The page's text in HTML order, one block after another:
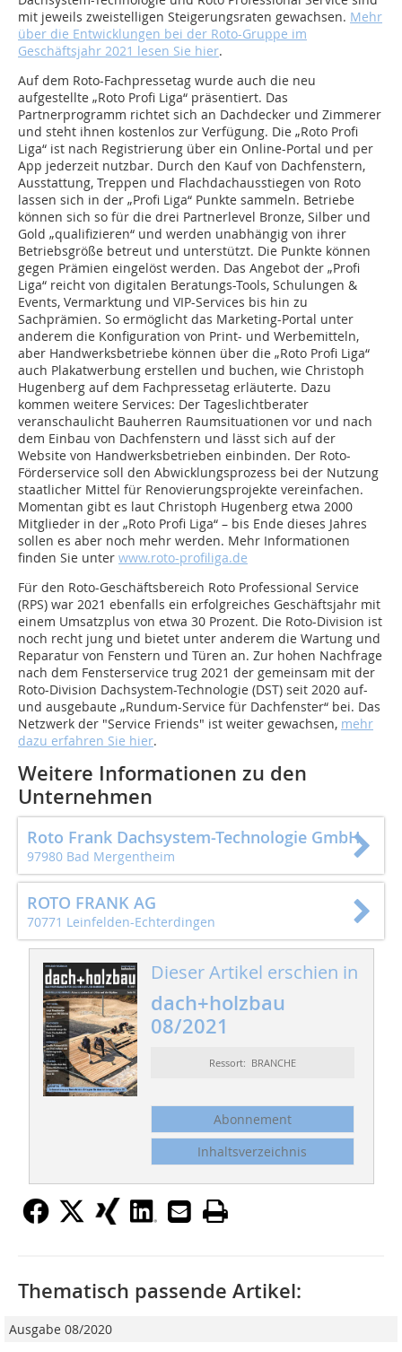
mit jeweils zweistelligen Steigerungsraten gewachsen. Mehr
über die Entwicklungen bei der Roto-Gruppe im
Geschäftsjahr 2021 lesen Sie hier.
Auf dem Roto-Fachpressetag wurde auch die neu
aufgestellte „Roto Profi Liga“ präsentiert. Das
Partnerprogramm richtet sich an Dachdecker und Zimmerer
und steht ihnen kostenlos zur Verfügung. Die „Roto Profi
Liga“ ist nach Registrierung über ein Online-Portal und per
App jederzeit nutzbar. Durch den Kauf von Dachfenstern,
Ausstattung, Treppen und Flachdachausstiegen von Roto
lassen sich in der „Profi Liga“ Punkte sammeln. Betriebe
können sich so für die drei Partnerlevel Bronze, Silber und
Gold „qualifizieren“ und werden unabhängig von ihrer
Betriebsgröße betreut und unterstützt. Die Punkte können
gegen Prämien eingelöst werden. Das Angebot der „Profi
Liga“ reicht von digitalen Beratungs-Tools, Schulungen &
Events, Vermarktung und VIP-Services bis hin zu
Sachprämien. So ermöglicht das Marketing-Portal unter
anderem die Konfiguration von Print- und Werbemitteln,
aber Handwerksbetriebe können über die „Roto Profi Liga“
auch Plakatwerbung erstellen und buchen, wie Christoph
Hugenberg auf dem Fachpressetag erläuterte. Dazu
kommen weitere Services: Der Tageslichtberater
veranschaulicht Bauher­ren Raumsituationen vor und nach
dem Einbau von Dachfenstern und lässt sich auf der
Website von Handwerksbetrieben einbinden. Der Roto-
Förderservice soll den Abwicklungsprozess bei der Nutzung
staatlicher Mittel für Renovierungsprojekte vereinfachen.
Momentan gibt es laut Christoph Hugenberg etwa 2000
Mitglieder in der „Roto Profi Liga“ – bis Ende dieses Jahres
sollen es aber noch mehr werden. Mehr Informationen
finden Sie unter www.roto-profiliga.de
Für den Roto-Geschäftsbereich Roto Professional Service
(RPS) war 2021 ebenfalls ein erfolgreiches Geschäftsjahr mit
einem Umsatzplus von etwa 30 Prozent. Die Roto-Division ist
noch recht jung und bietet unter anderem die Wartung und
Reparatur von Fenstern und Türen an. Zur hohen Nachfrage
nach dem Fensterservice trug 2021 der gemeinsam mit der
Roto-Division Dachsystem-Technologie (DST) seit 2020 auf-
und ausgebaute „Rundum-Service für Dachfenster“ bei. Das
Netzwerk der "Service Friends" ist weiter gewachsen, mehr
dazu erfahren Sie hier.
Weitere Informationen zu den
Unternehmen
Roto Frank Dachsystem-Technologie GmbH
97980 Bad Mergentheim
ROTO FRANK AG
70771 Leinfelden-Echterdingen
Dieser Artikel erschien in
dach+holzbau
08/2021
Ressort: BRANCHE
Abonnement
Inhaltsverzeichnis
Thematisch passende Artikel:
Ausgabe 08/2020